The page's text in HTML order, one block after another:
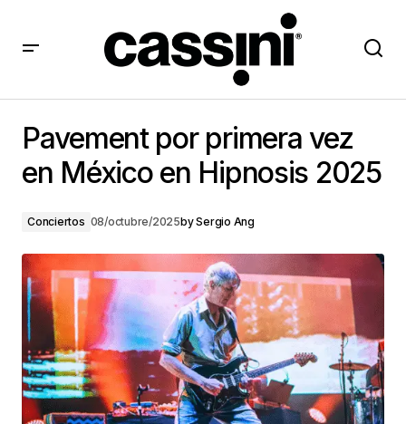
Pavement por primera vez
en México en Hipnosis 2025
Conciertos 08/octubre/2025bySergio Ang